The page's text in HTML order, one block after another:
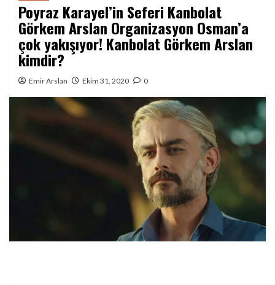
Poyraz Karayel’in Seferi Kanbolat
Görkem Arslan Organizasyon Osman’a
çok yakışıyor! Kanbolat Görkem Arslan
kimdir?
Emir Arslan Ekim 31, 2020 0